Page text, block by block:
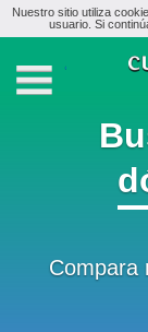
Nuestro sitio utiliza
usuario. Si
Compara